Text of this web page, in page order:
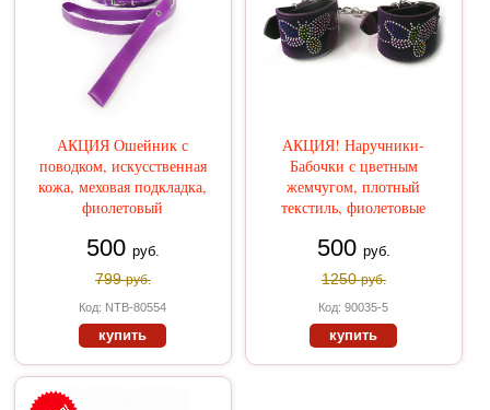
АКЦИЯ Ошейник с
поводком, искусственная
кожа, меховая подкладка,
фиолетовый
500 руб.
799руб.
Код: NTB-80554
купить
АКЦИЯ! Наручники-
Бабочки с цветным
жемчугом, плотный
текстиль, фиолетовые
500 руб.
1250руб.
Код: 90035-5
купить